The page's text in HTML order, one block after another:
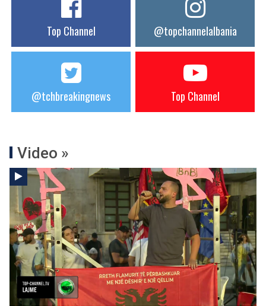
Top Channel @topchannelalbania
@tchbreakingnews Top Channel
Video »